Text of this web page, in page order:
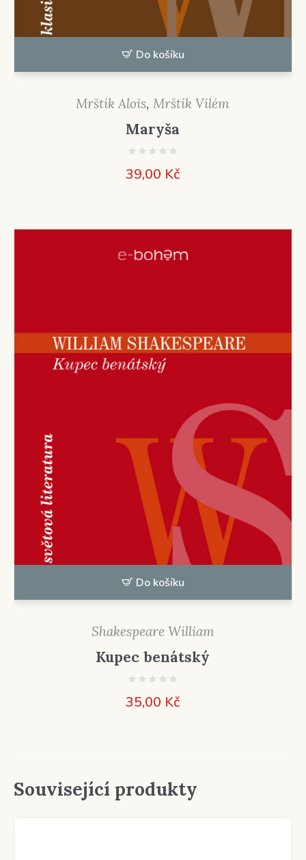
Do košíku
Mrštík Alois,Mrštík Vilém
Maryša
39,00 Kč
Do košíku
Shakespeare William
Kupec benátský
35,00 Kč
Související produkty